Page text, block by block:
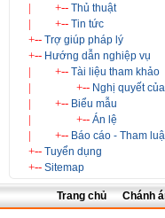
| +-- Thủ thuật
| +-- Tin tức
+-- Trợ giúp pháp lý
+-- Hướng dẫn nghiệp vụ
| +-- Tài liệu tham khảo
| +-- Nghị quyết
| +-- Biểu mẫu
| +-- Án lệ
| +-- Báo cáo - Tham
+-- Tuyển dụng
+-- Sitemap
Trang chủ Chánh